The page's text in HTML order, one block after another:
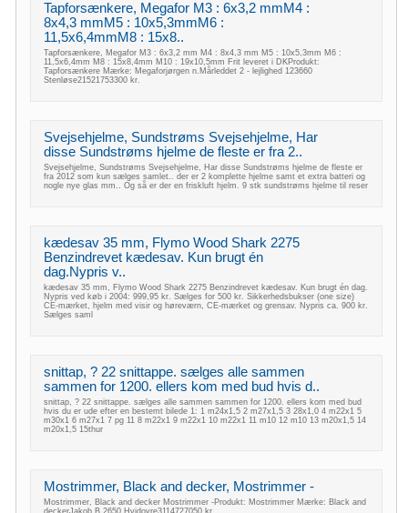
Tapforsænkere, Megafor M3 : 6x3,2 mmM4 :
8x4,3 mmM5 : 10x5,3mmM6 :
11,5x6,4mmM8 : 15x8..
Tapforsænkere, Megafor M3 : 6x3,2 mm M4 : 8x4,3 mm M5 : 10x5,3mm M6 :
11,5x6,4mm M8 : 15x8,4mm M10 : 19x10,5mm Frit leveret i DKProdukt:
Tapforsænkere Mærke: Megaforjørgen n.Mårleddet 2 - lejlighed 123660
Stenløse21521753300 kr.
Svejsehjelme, Sundstrøms Svejsehjelme, Har
disse Sundstrøms hjelme de fleste er fra 2..
Svejsehjelme, Sundstrøms Svejsehjelme, Har disse Sundstrøms hjelme de fleste er
fra 2012 som kun sælges samlet.. der er 2 komplette hjelme samt et extra batteri og
nogle nye glas mm.. Og så er der en friskluft hjelm. 9 stk sundstrøms hjelme til reser
kædesav 35 mm, Flymo Wood Shark 2275
Benzindrevet kædesav. Kun brugt én
dag.Nypris v..
kædesav 35 mm, Flymo Wood Shark 2275 Benzindrevet kædesav. Kun brugt én dag.
Nypris ved køb i 2004: 999,95 kr. Sælges for 500 kr. Sikkerhedsbukser (one size)
CE-mærket, hjelm med visir og høreværn, CE-mærket og grensav. Nypris ca. 900 kr.
Sælges saml
snittap, ? 22 snittappe. sælges alle sammen
sammen for 1200. ellers kom med bud hvis d..
snittap, ? 22 snittappe. sælges alle sammen sammen for 1200. ellers kom med bud
hvis du er ude efter en bestemt bilede 1: 1 m24x1,5 2 m27x1,5 3 28x1,0 4 m22x1 5
m30x1 6 m27x1 7 pg 11 8 m22x1 9 m22x1 10 m22x1 11 m10 12 m10 13 m20x1,5 14
m20x1,5 15thur
Mostrimmer, Black and decker, Mostrimmer -
Mostrimmer, Black and decker Mostrimmer -Produkt: Mostrimmer Mærke: Black and
deckerJakob B.2650 Hvidovre3114727050 kr.